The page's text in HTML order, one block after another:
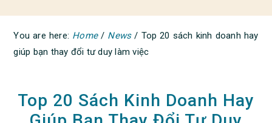
You are here: Home / News / Top 20 sách kinh doanh hay
giúp bạn thay đổi tư duy làm việc
Top 20 Sách Kinh Doanh Hay